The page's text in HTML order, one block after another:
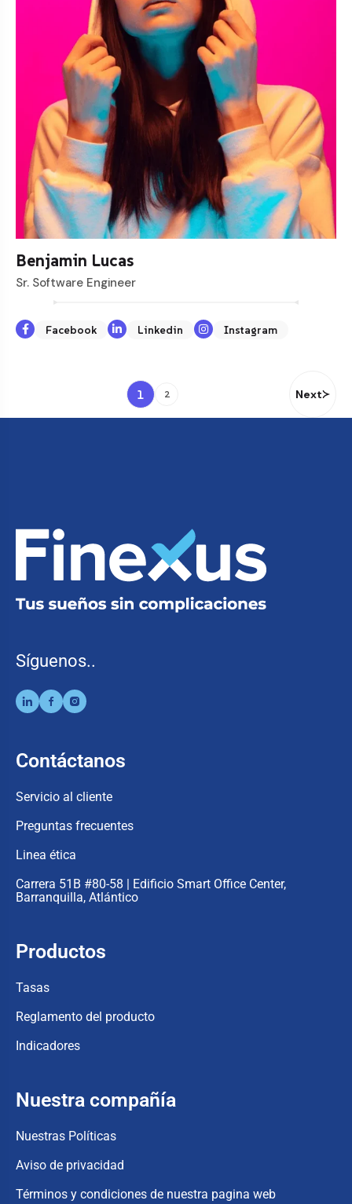
Benjamin Lucas
Sr. Software Engineer
Facebook Linkedin Instagram
1 2 Next
Síguenos..
Contáctanos
Servicio al cliente
Preguntas frecuentes
Linea ética
Carrera 51B #80-58 | Edificio Smart Office Center,
Barranquilla, Atlántico
Productos
Tasas
Reglamento del producto
Indicadores
Nuestra compañía
Nuestras Políticas
Aviso de privacidad
Términos y condiciones de nuestra pagina web